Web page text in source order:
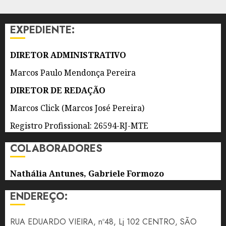
DE
5 DE
AGOSTO
0
EXPEDIENTE:
DIRETOR ADMINISTRATIVO
Marcos Paulo Mendonça Pereira
DIRETOR DE REDAÇÃO
Marcos Click (Marcos José Pereira)
Registro Profissional: 26594-RJ-MTE
COLABORADORES
Nathália Antunes, Gabriele Formozo
ENDEREÇO:
RUA EDUARDO VIEIRA, nº48, Lj 102 CENTRO, SÃO